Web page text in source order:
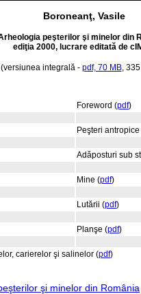
Boroneanţ, Vasile
peşterilor şi minelor din
ediţia 2000, lucrare editată de
(versiunea integrală - pdf, 70 MB,
Foreword (pdf)
Peşteri antropice
Adăposturi sub
Mine (pdf)
Lutării (pdf)
Planşe (pdf)
carierelor şi salinelor (pdf)
şi minelor din România